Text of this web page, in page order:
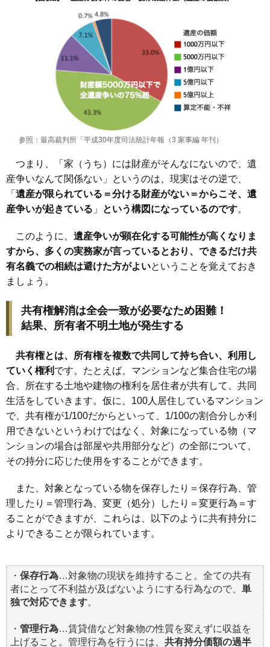
参照：最高裁判所「平成30年度司法統計年報（3 家事編 年刊）
つまり、「家（うち）には財産がそんなにないので、遺
産争いなんて関係ない」というのは、現実はその逆で、
「 遺産が限られている＝分ける財産がない＝からこそ、遺
産争いが起きている 」 という構図になっているのです。
このように、 遺産争いが顕在化する可能性が高くなりま
すから、多くの実務家が言っているとおり、できるだけ共
有名義での相続は避けた方がよいということを覚えておき
ましょう。
共有権解消は全会一致が必要なため困難！
結果、所有者不明土地が発生する
共有権とは、所有権を複数で共同して持ち合い、利用し
ていく権利 です。たとえば、マンションなど集合住宅の場
合、所在する土地や建物の権利を居住者が共有して、共同
生活をしていきます。仮に、100人居住しているマンション
で、共有権が1/100だからといって、1/100の割合分しか利
用できないというわけではなく、対象になっている物（マ
ンションの場合は部屋や共用部分など）の全部について、
その持分に応じた使用をすることができます。
また、対象となっている物を保存したり＝保存行為、管
理したり＝管理行為、変更（処分）したり＝変更行為＝す
ることができますが、これらは、以下のように共有持分に
よりできることが限られています。
・ 保存行為…対象物の現状を維持すること。全ての共有
者にとって不利益が及ばないようにする行為なので、 単
独で対応できます。
・ 管理行為…賃貸借など対象物の性質を変えずに収益を
上げること。管理行為を行うには、 共有持分価額の過半